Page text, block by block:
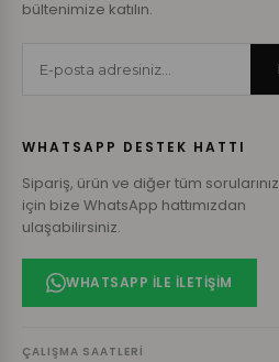
bültenimize katılın.
WHATSAPP DESTEK HATTI
Sipariş, ürün ve diğer tüm sorularınız
için bize WhatsApp hattımızdan
ulaşabilirsiniz.
WHATSAPP ILE İLETIŞIM
ÇALIŞMA SAATLERI